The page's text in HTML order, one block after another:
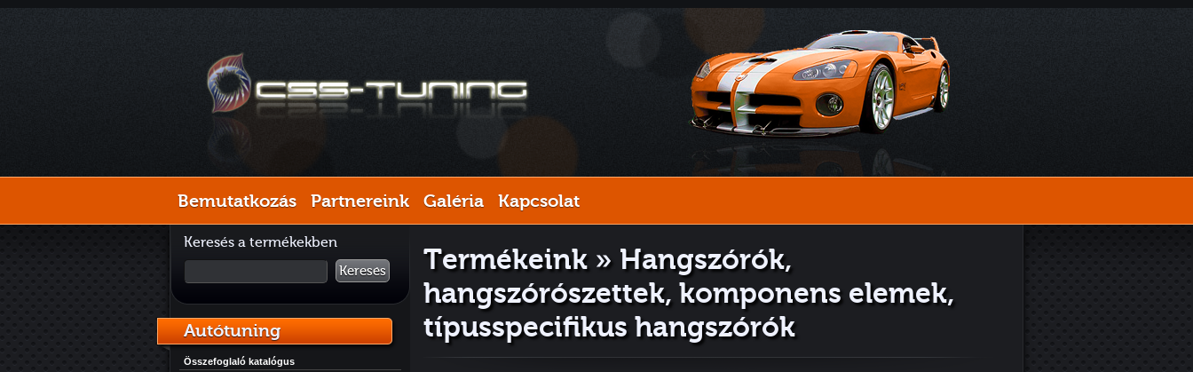
Bemutatkozás Partnereink Galéria Kapcsolat
Keresés a termékekben
Keresés
Autótuning
Összefoglaló katalógus
Termékeink » Hangszórók,
hangszórószettek, komponens elemek,
típusspecifikus hangszórók